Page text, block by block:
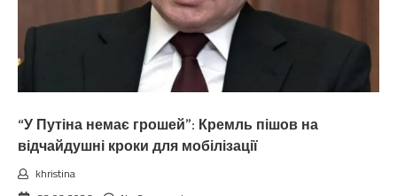
“У Путіна немає грошей”: Кремль пішов на
відчайдушні кроки для мобілізації
khristina